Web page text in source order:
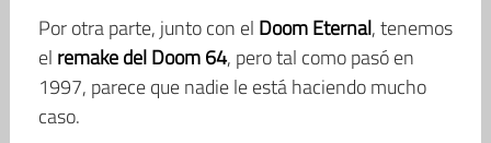
Por otra parte, junto con el Doom Eternal, tenemos
el remake del Doom 64, pero tal como pasó en
1997, parece que nadie le está haciendo mucho
caso.